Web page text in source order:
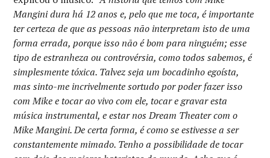
Mangini dura há 12 anos e, pelo que me toca, é importante
ter certeza de que as pessoas não interpretam isto de uma
forma errada, porque isso não é bom para ninguém; esse
tipo de estranheza ou controvérsia, como todos sabemos, é
simplesmente tóxica. Talvez seja um bocadinho egoísta,
mas sinto-me incrivelmente sortudo por poder fazer isso
com Mike e tocar ao vivo com ele, tocar e gravar esta
música instrumental, e estar nos Dream Theater com o
Mike Mangini. De certa forma, é como se estivesse a ser
constantemente mimado. Tenho a possibilidade de tocar